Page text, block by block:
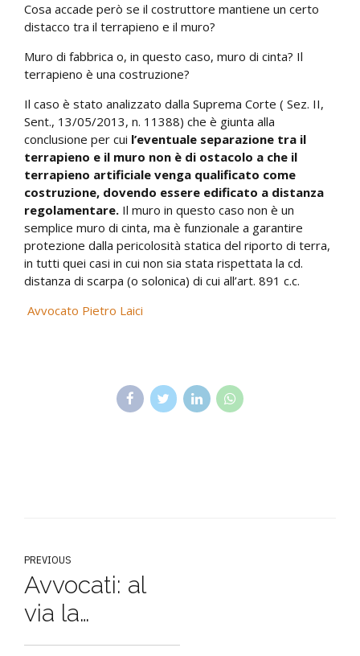
Cosa accade però se il costruttore mantiene un certo
distacco tra il terrapieno e il muro?
Muro di fabbrica o, in questo caso, muro di cinta? Il
terrapieno è una costruzione?
Il caso è stato analizzato dalla Suprema Corte ( Sez. II,
Sent., 13/05/2013, n. 11388) che è giunta alla
conclusione per cui l’eventuale separazione tra il
terrapieno e il muro non è di ostacolo a che il
terrapieno artificiale venga qualificato come
costruzione, dovendo essere edificato a distanza
regolamentare. Il muro in questo caso non è un
semplice muro di cinta, ma è funzionale a garantire
protezione dalla pericolosità statica del riporto di terra,
in tutti quei casi in cui non sia stata rispettata la cd.
distanza di scarpa (o solonica) di cui all’art. 891 c.c.
Avvocato Pietro Laici
PREVIOUS
Avvocati: al
via la
pubblicita' on